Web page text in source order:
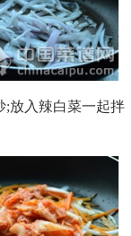
入辣白菜一起拌